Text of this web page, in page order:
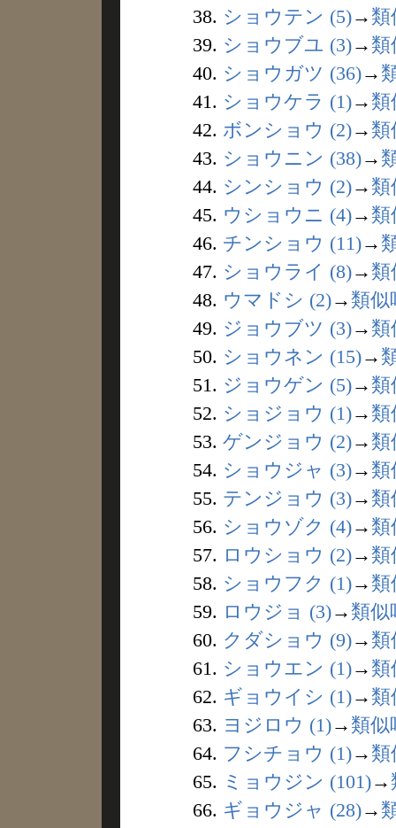
38. ショウテン (5)→ 類
39. ショウブユ (3)→ 類
40. ショウガツ (36)→
41. ショウケラ (1)→ 類
42. ボンショウ (2)→ 類
43. ショウニン (38)→
44. シンショウ (2)→ 類
45. ウショウニ (4)→ 類
46. チンショウ (11)→
47. ショウライ (8)→ 類
48. ウマドシ (2)→ 類似
49. ジョウブツ (3)→ 類
50. ショウネン (15)→
51. ジョウゲン (5)→ 類
52. ショジョウ (1)→ 類
53. ゲンジョウ (2)→ 類
54. ショウジャ (3)→ 類
55. テンジョウ (3)→ 類
56. ショウゾク (4)→ 類
57. ロウショウ (2)→ 類
58. ショウフク (1)→ 類
59. ロウジョ (3)→ 類似
60. クダショウ (9)→ 類
61. ショウエン (1)→ 類
62. ギョウイシ (1)→ 類
63. ヨジロウ (1)→ 類似
64. フシチョウ (1)→ 類
65. ミョウジン (101)→
66. ギョウジャ (28)→